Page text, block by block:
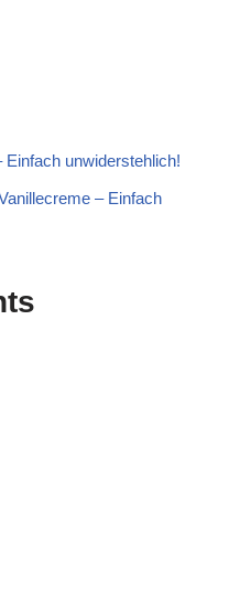
unwiderstehlich!
– Einfach